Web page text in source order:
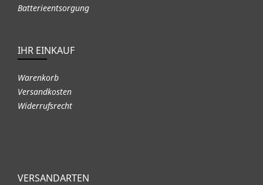
Batterieentsorgung
IHR EINKAUF
Warenkorb
Versandkosten
Widerrufsrecht
VERSANDARTEN